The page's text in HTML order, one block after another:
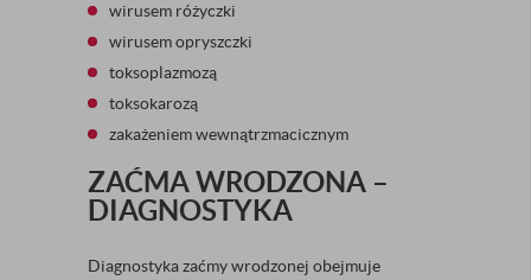
wirusem różyczki
wirusem opryszczki
toksoplazmozą
toksokarozą
zakażeniem wewnątrzmacicznym
ZAĆMA WRODZONA –
DIAGNOSTYKA
Diagnostyka zaćmy wrodzonej obejmuje